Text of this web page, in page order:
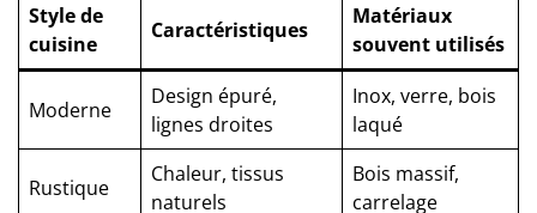
Style de
cuisine
Caractéristiques
Matériaux
souvent utilisés
Moderne
Design épuré,
lignes droites
Inox, verre, bois
laqué
Rustique
Chaleur, tissus
naturels
Bois massif,
carrelage